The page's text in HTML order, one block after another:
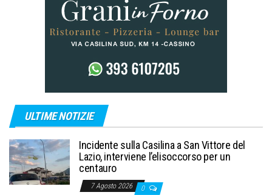
ULTIME NOTIZIE
Incidente sulla Casilina a San Vittore del
Lazio, interviene l’elisoccorso per un
centauro
7 Agosto 2026 0